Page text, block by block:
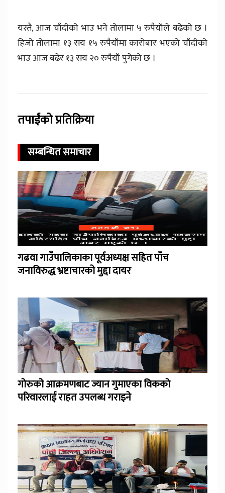
यस्तै, आज चाँदीको भाउ भने तोलामा ५ रुपैयाँले बढेको छ ।
हिजो तोलामा १३ सय १५ रुपैयाँमा कारोबार भएको चाँदीको
भाउ आज बढेर १३ सय २० रुपैयाँ पुगेको छ ।
तपाईंको प्रतिक्रिया
सम्बन्धित समाचार
गढवा गाउँपालिकाका पूर्वअध्यक्ष सहित पाँच
जनाविरुद्ध भ्रष्टाचारको मुद्दा दायर
गोरुको आक्रमणबाट ज्यान गुमाएका विकको
परिवारलाई राहत उपलब्ध गराइने